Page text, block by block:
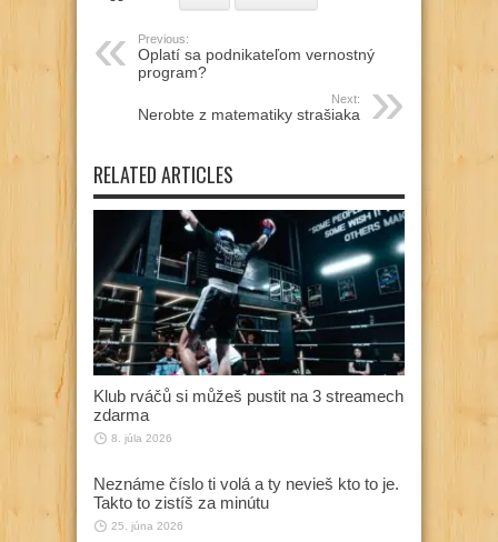
Previous:
Oplatí sa podnikateľom vernostný
program?
Next:
Nerobte z matematiky strašiaka
RELATED ARTICLES
Klub rváčů si můžeš pustit na 3 streamech
zdarma
8. júla 2026
Neznáme číslo ti volá a ty nevieš kto to je.
Takto to zistíš za minútu
25. júna 2026